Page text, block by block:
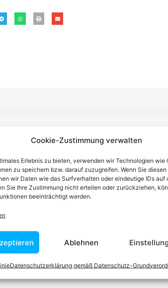
Cookie-Zustimmung verwalten
Erlebnis zu bieten, verwenden wir Technologien wie
zu speichern bzw. darauf zuzugreifen. Wenn Sie
wir Daten wie das Surfverhalten oder eindeutige IDs auf
Sie Ihre Zustimmung nicht erteilen oder zurückziehen,
beeinträchtigt werden.
Ablehnen
Datenschutzerklärung gemäß Datenschutz-
Anwalt finden, der auf Ihr
spezialisiert ist
da, über Rechtsfragen zu beraten und
im Bereich der Rechtsberatung zu erbringen
er alle relevanten Herausforderungen dieses
-Best Choice der Anwälte in Österreich